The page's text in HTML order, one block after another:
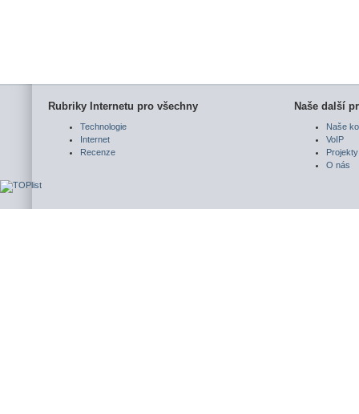
Rubriky Internetu pro všechny
Technologie
Internet
Recenze
Naše další
Naše
VoIP
Projekty
O nás